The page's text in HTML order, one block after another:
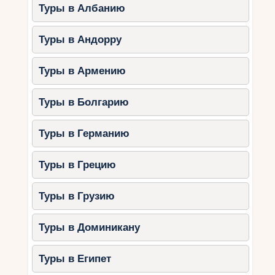
соответствует вашим предпочтениям.
Некоторые курорты предлагают эксклюзивные
услуги и акции для ранних бронирований, что
позволяет сэкономить деньги и получить
дополнительные бонусы.
Приобретая тур заранее, вы можете быть
уверены в своем выборе и избежать
неожиданных проблем в последний момент.
Отправляйтесь в Италию и насладитесь зимним
отдыхом на горнолыжных курортах с
эксклюзивными предложениями.
Откройте для себя
захватывающие
горнолыжные трассы и
не только
Туры в Албанию
Туры в Андорру
Туры в Армению
Туры в Болгарию
Туры в Германию
Туры в Грецию
Туры в Грузию
Туры в Доминикану
Туры в Египет